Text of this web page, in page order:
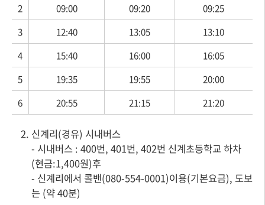
2
09:00 09:20
09:25
3
12:40 13:05
13:10
4
15:40 16:00
16:05
5
19:35 19:55
20:00
6
20:55 21:15 21:20
2. 신계리(경유) 시내버스
- 시내버스 : 400번, 401번, 402번 신계초등학교 하차
(현금:1,400원)후
- 신계리에서 콜밴(080-554-0001)이용(기본요금), 도보
는 (약 40분)